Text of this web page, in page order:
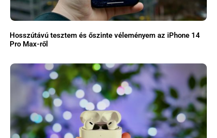
Hosszútávú tesztem és őszinte véleményem az iPhone 14
Pro Max-ről